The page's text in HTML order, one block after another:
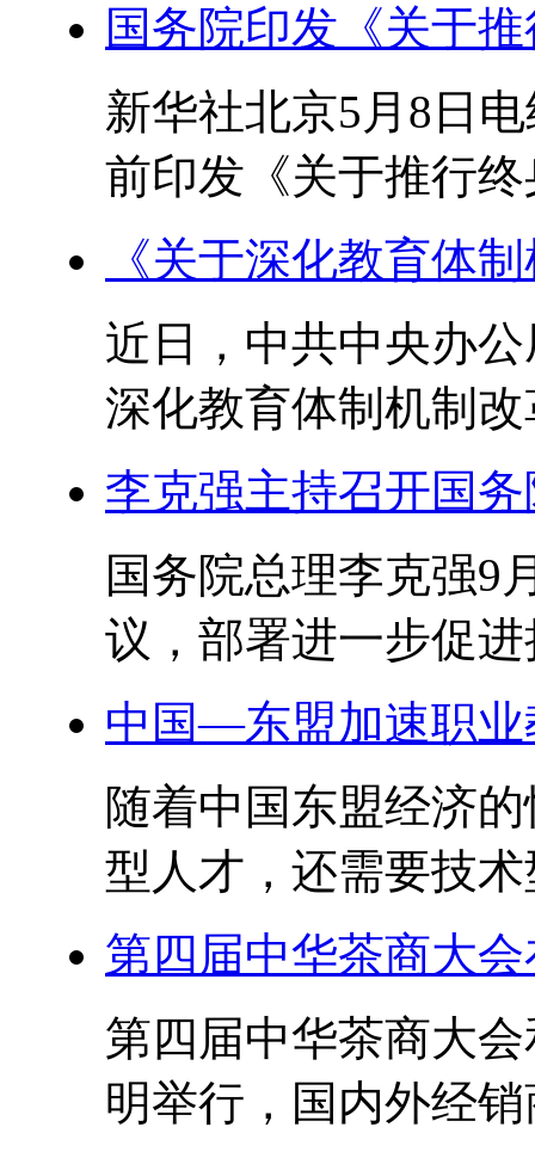
国务院印发《关于
新华社北京5月8日
前印发《关于推行
《关于深化教育体
近日，中共中央办
深化教育体制机制
李克强主持召开国
国务院总理李克强9
议，部署进一步促
中国—东盟加速职业
随着中国东盟经济
型人才，还需要技
第四届中华茶商大
第四届中华茶商大
明举行，国内外经